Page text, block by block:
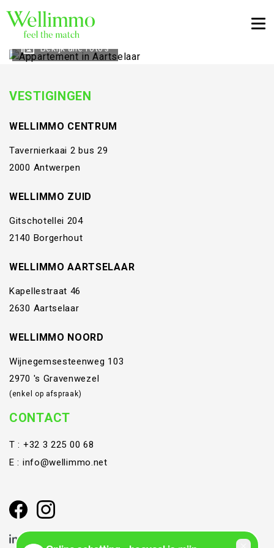
Bekijk alle foto's
VESTIGINGEN
WELLIMMO CENTRUM
Tavernierkaai 2 bus 29
2000 Antwerpen
WELLIMMO ZUID
Gitschotellei 204
2140 Borgerhout
WELLIMMO AARTSELAAR
Kapellestraat 46
2630 Aartselaar
WELLIMMO NOORD
Wijnegemsesteenweg 103
2970 's Gravenwezel
(enkel op afspraak)
CONTACT
T : +32 3 225 00 68
E : info@wellimmo.net